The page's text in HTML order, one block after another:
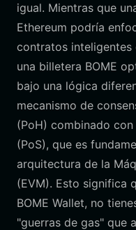
igual. Mientras que
Ethereum podría
contratos inteligentes
una billetera BOME
bajo una lógica
mecanismo de
(PoH) combinado
(PoS), que es
arquitectura de la
(EVM). Esto significa
BOME Wallet, no
"guerras de gas" que